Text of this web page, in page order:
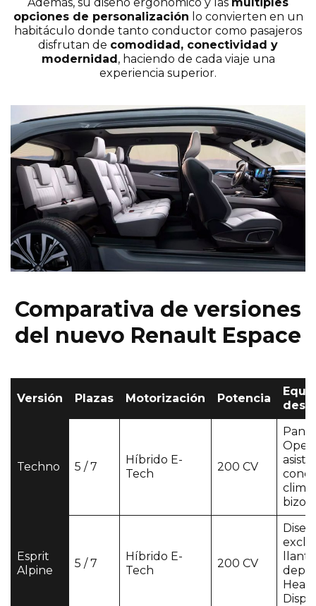
Además, su diseño ergonómico y las múltiples
opciones de personalización lo convierten en un
habitáculo donde tanto conductor como pasajeros
disfrutan de comodidad, conectividad y
modernidad , haciendo de cada viaje una
experiencia superior.
Comparativa de versiones
del nuevo Renault Espace
Versión Plazas Motorización Potencia
Techno 5 / 7
Híbrido E-
Tech
200 CV
Esprit
Alpine
5 / 7
Híbrido E-
Tech
200 CV